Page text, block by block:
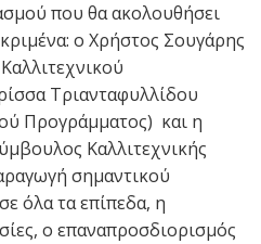
που θα ακολουθήσει
ο Χρήστος Σουγάρης
Τριανταφυλλίδου
Προγράμματος) και η
Καλλιτεχνικής
σημαντικού
όλα τα επίπεδα, η
ο επαναπροσδιορισμός